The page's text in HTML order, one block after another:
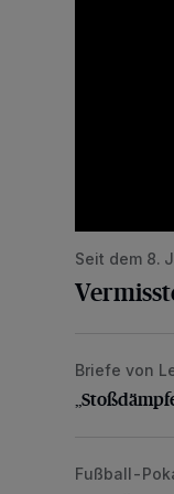
Seit dem 8.
Briefe von
WSV:
Fußball-